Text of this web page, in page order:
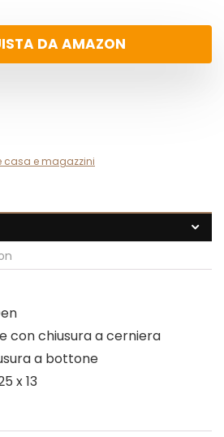
DA AMAZON
casa e magazzini
con chiusura a cerniera
a bottone
x 13